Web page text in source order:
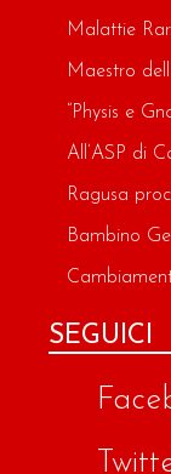
Malattie
Maestro
“Physis e
All’ASP di
Ragusa
Bambino
SEGUICI